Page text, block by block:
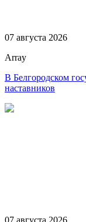
07 августа 2026
Array
В Белгородском
наставников
07 августа 2026